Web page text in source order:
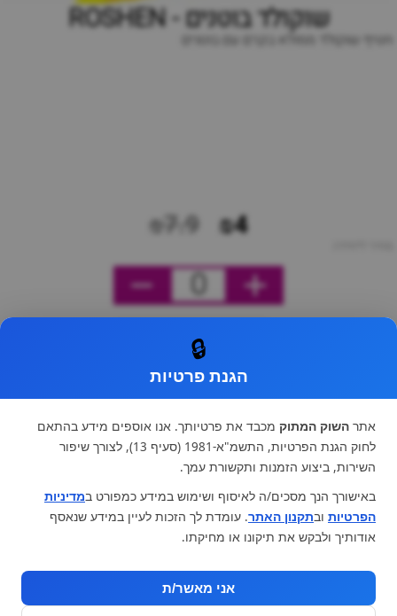
שוקולד בוטנים - ROSHEN
חטיף שוקולד ממולא בקרם עם בוטנים
₪4
₪7.9
0
🔒
הגנת פרטיות
אתר השוק המתוק מכבד את פרטיותך. אנו אוספים מידע בהתאם
לחוק הגנת הפרטיות, התשמ"א-1981 (סעיף 13), לצורך שיפור
השירות, ביצוע הזמנות ותקשורת עמך.
באישורך הנך מסכים/ה לאיסוף ושימוש במידע כמפורט במדיניות
הפרטיות ובתקנון האתר. עומדת לך הזכות לעיין במידע שנאסף
אודותיך ולבקש את תיקונו או מחיקתו.
אני מאשר/ת